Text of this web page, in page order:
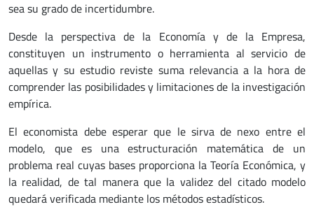
sea su grado de incertidumbre.
Desde la perspectiva de la Economía y de la Empresa,
constituyen un instrumento o herramienta al servicio de
aquellas y su estudio reviste suma relevancia a la hora de
comprender las posibilidades y limitaciones de la investigación
empírica.
El economista debe esperar que le sirva de nexo entre el
modelo, que es una estructuración matemática de un
problema real cuyas bases proporciona la Teoría Económica, y
la realidad, de tal manera que la validez del citado modelo
quedará verificada mediante los métodos estadísticos.